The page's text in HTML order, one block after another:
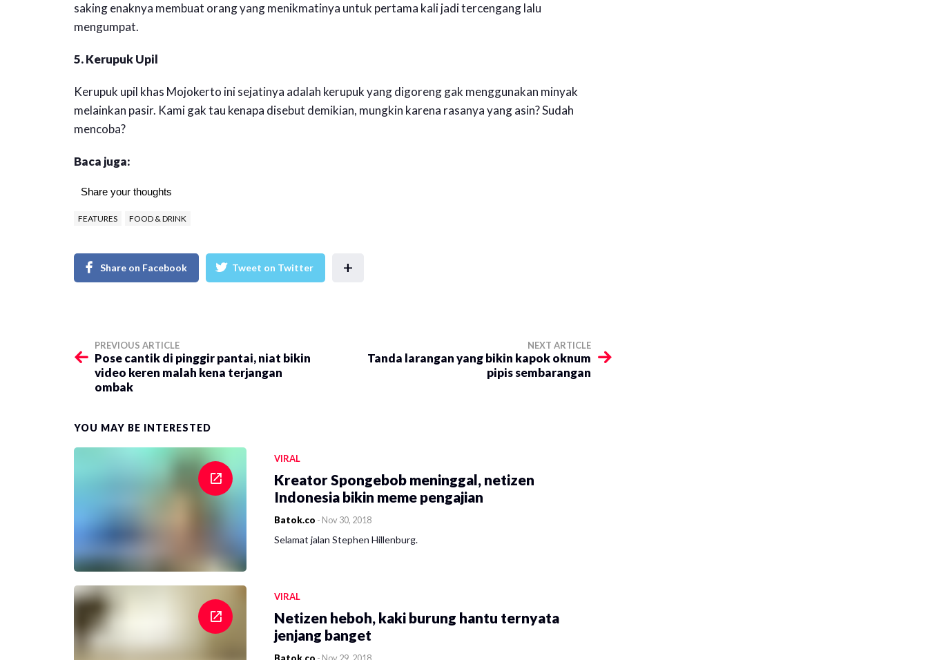
saking enaknya membuat orang yang menikmatinya untuk pertama kali jadi tercengang lalu
mengumpat.
5. Kerupuk Upil
Kerupuk upil khas Mojokerto ini sejatinya adalah kerupuk yang digoreng gak menggunakan minyak
melainkan pasir. Kami gak tau kenapa disebut demikian, mungkin karena rasanya yang asin? Sudah
mencoba?
Baca juga:
Share your thoughts
FEATURES FOOD & DRINK
Share on Facebook Tweet on Twitter +
PREVIOUS ARTICLE
Pose cantik di pinggir pantai, niat bikin
video keren malah kena terjangan
ombak
NEXT ARTICLE
Tanda larangan yang bikin kapok oknum
pipis sembarangan
YOU MAY BE INTERESTED
VIRAL
Kreator Spongebob meninggal, netizen
Indonesia bikin meme pengajian
Batok.co - Nov 30, 2018
Selamat jalan Stephen Hillenburg.
VIRAL
Netizen heboh, kaki burung hantu ternyata
jenjang banget